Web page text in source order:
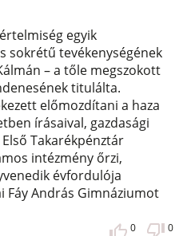
egyik
sokrétű tevékenységének
– a tőle megszokott
titulálta.
előmozdítani a haza
írásaival, gazdasági
Takarékpénztár
intézmény őrzi,
évfordulója
Fáy András Gimnáziumot
0 0